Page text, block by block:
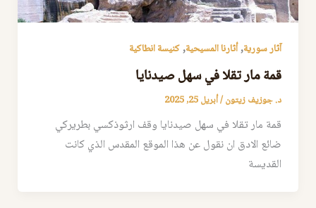
آثار سورية,أثارنا المسيحية,كنيسة انطاكية
قمة مار تقلا في سهل صيدنايا
د. جوزيف زيتون/أبريل 25, 2025
قمة مار تقلا في سهل صيدنايا وقف ارثوذكسي بطريركي
ضائع الادق ان نقول عن هذا الموقع المقدس الذي كانت
القديسة